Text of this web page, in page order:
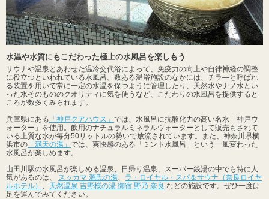
水温や水質にもこだわった極上の水風呂を楽しもう
サウナや温泉とあわせた温冷交代浴によって、免疫力の向上や自律神経の調整
に役立つといわれている水風呂。数ある温浴施設のなかには、チラ―と呼ばれ
る装置を用いて常に一定の水温を保つように管理したり、天然水やナノ水とい
った水そのもののクオリティに気を使うなど、こだわりの水風呂を提供すると
ころが数多くみられます。
兵庫県にある 「神戸クアハウス」 では、水風呂に抗酸化力の高い名水「神戸ウ
ォーター」を使用。飲用のナチュラルミネラルウォーターとして販売もされて
いる上質な水が毎分50リットルの勢いで放流されています。また、神奈川県横
浜市の 「満天の湯」 では、爽快感のある「ミント水風呂」という一風変わった
水風呂が楽しめます。
山田川駅の水風呂が楽しめる温泉、日帰り温泉、スーパー銭湯の中でも特に人
気があるのは、
スッカマ 源氏の湯
ラ・ロイヤル・スパ＆サウナ（奈良ロイヤ
ルホテル）
天然温泉 吉野桜の湯 御宿 野乃 奈良 などの施設です。ぜひ一度は
足を運んでみてください。